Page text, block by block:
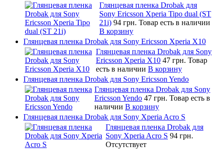
Глянцевая пленка Drobak для
Sony Ericsson Xperia Tipo dual (ST
21i) 94 грн. Товар есть в наличии
В корзину
Глянцевая пленка Drobak для Sony Ericsson Xperia X10
Глянцевая пленка Drobak для Sony
Ericsson Xperia X10 47 грн. Товар
есть в наличии В корзину
Глянцевая пленка Drobak для Sony Ericsson Yendo
Глянцевая пленка Drobak для Sony
Ericsson Yendo 47 грн. Товар есть в
наличии В корзину
Глянцевая пленка Drobak для Sony Xperia Acro S
Глянцевая пленка Drobak для
Sony Xperia Acro S 94 грн.
Отсутствует